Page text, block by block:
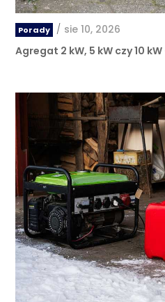
Porady / sie 10, 2026
Agregat 2 kW, 5 kW czy 10